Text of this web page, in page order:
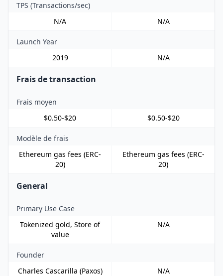
TPS (Transactions/sec)
N/A
N/A
Launch Year
2019
N/A
Frais de transaction
Frais moyen
$0.50-$20
$0.50-$20
Modèle de frais
Ethereum gas fees (ERC-
20)
Ethereum gas fees (ERC-
20)
General
Primary Use Case
Tokenized gold, Store of
value
N/A
Founder
Charles Cascarilla (Paxos)
N/A